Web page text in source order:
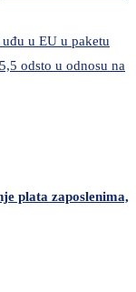
u EU u paketu
odsto u odnosu na
plata zaposlenima,